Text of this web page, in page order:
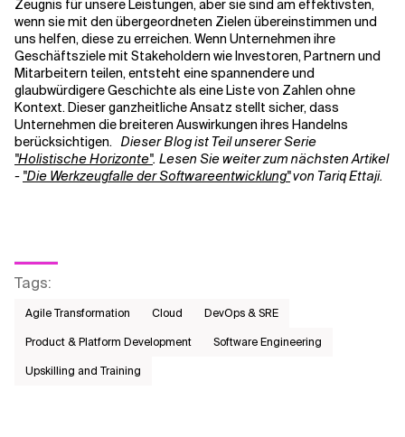
Zeugnis für unsere Leistungen, aber sie sind am effektivsten,
wenn sie mit den übergeordneten Zielen übereinstimmen und
uns helfen, diese zu erreichen. Wenn Unternehmen ihre
Geschäftsziele mit Stakeholdern wie Investoren, Partnern und
Mitarbeitern teilen, entsteht eine spannendere und
glaubwürdigere Geschichte als eine Liste von Zahlen ohne
Kontext. Dieser ganzheitliche Ansatz stellt sicher, dass
Unternehmen die breiteren Auswirkungen ihres Handelns
berücksichtigen. Dieser Blog ist Teil unserer Serie
"Holistische Horizonte". Lesen Sie weiter zum nächsten Artikel
- "Die Werkzeugfalle der Softwareentwicklung"von Tariq Ettaji.
Tags:
Agile Transformation Cloud
DevOps & SRE
Product & Platform Development
Software Engineering
Upskilling and Training